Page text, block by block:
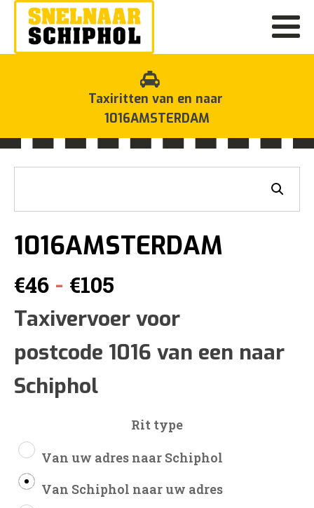
Taxiritten van en naar
1016AMSTERDAM
1016AMSTERDAM
€46 - €105
€46
tot
Taxivervoer voor
postcode 1016 van een naar
Schiphol
Rit type
Van uw adres naar Schiphol
Van Schiphol naar uw adres